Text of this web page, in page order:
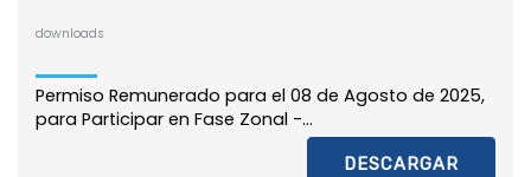
downloads
Permiso Remunerado para el 08 de Agosto de 2025,
para Participar en Fase Zonal -...
DESCARGAR